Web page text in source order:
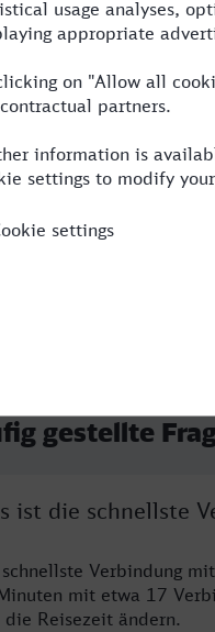
02:40
Dieu
Dieu
16:33
gestellte
ist die schnellste
Verbindung
mit etwa 17
die Reisezeit ändern.